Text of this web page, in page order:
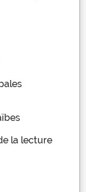
la lecture